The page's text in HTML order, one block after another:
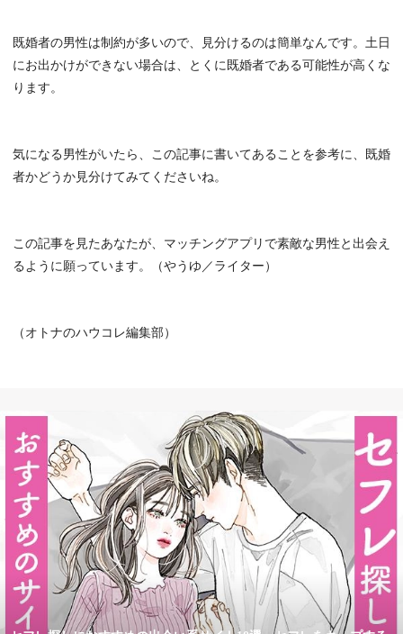
既婚者の男性は制約が多いので、見分けるのは簡単なんです。土日
にお出かけができない場合は、とくに既婚者である可能性が高くな
ります。
気になる男性がいたら、この記事に書いてあることを参考に、既婚
者かどうか見分けてみてくださいね。
この記事を見たあなたが、マッチングアプリで素敵な男性と出会え
るように願っています。（やうゆ／ライター）
（オトナのハウコレ編集部）